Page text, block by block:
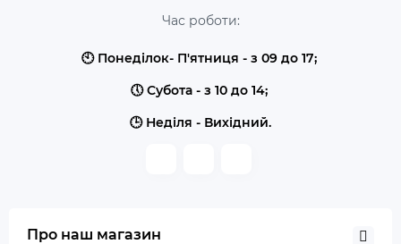
Час роботи:
🕙 Понеділок- П'ятниця - з 09 до 17;
🕔 Субота - з 10 до 14;
🕒 Неділя - Вихідний.
Про наш магазин